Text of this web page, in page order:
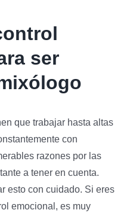
ser
que trabajar hasta altas
con
razones por las
a tener en cuenta.
esto con cuidado. Si eres
emocional, es muy